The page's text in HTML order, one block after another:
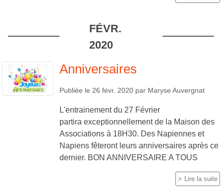
FÉVR.
2020
Anniversaires
Publiée le 26 févr. 2020 par Maryse Auvergnat
L'entrainement du 27 Février
partira exceptionnellement de la Maison des
Associations à 18H30. Des Napiennes et
Napiens fêteront leurs anniversaires après ce
dernier. BON ANNIVERSAIRE A TOUS
Lire la suite